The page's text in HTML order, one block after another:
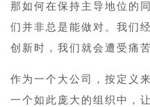
那如何在保持主导地位的
们并非总是能做对。我们
创新时，我们就会遭受痛苦
作为一个大公司，按定义
一个如此庞大的组织中，